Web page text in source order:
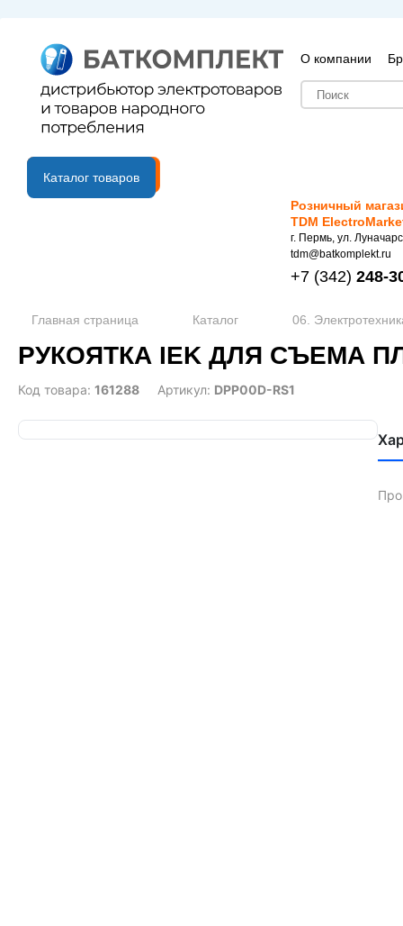
О компании
B2B портал
Каталог товаров
Розничный
TDM
г. Пермь, ул.
tdm@batkomplekt.ru
+7 (342) 248-
Главная страница Каталог 06.
РУКОЯТКА IEK ДЛЯ СЪЕМА
Код товара: 161288 Артикул: DPP00D-RS1